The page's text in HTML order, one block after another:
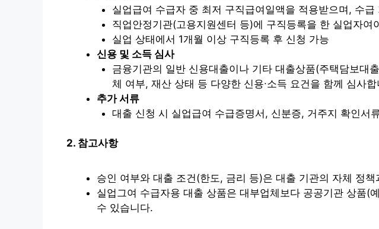
실업급여 수급자 중 최저 구직급여일액을 적용받으며, 수
직업안정기관(고용지원센터 등)에 구직등록을 한 실업자
실업 상태에서 1개월 이상 구직등록 후 신청 가능
신용 및 소득 심사
금융기관의 일반 신용대출이나 기타 대출상품(주택담보대
체 여부, 재산 상태 등 다양한 신용∙소득 요건을 함께 심사합
추가 서류
대출 신청 시 실업급여 수급증명서, 신분증, 거주지 확인서
2. 참고사항
승인 여부와 대출 조건(한도, 금리 등)은 대출 기관의 자체 정
실업그여 수급자용 대출 상품은 대부업체보다 공공기관 상품
수 있습니다.